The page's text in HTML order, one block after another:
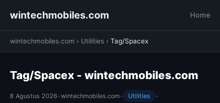
wintechmobiles.com Home
wintechmobiles.com › Utilities › Tag/Spacex
Tag/Spacex - wintechmobiles.com
8 Agustus 2026 •wintechmobiles.com • Utilities
•